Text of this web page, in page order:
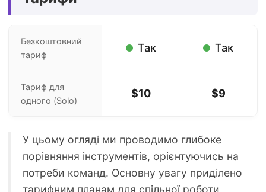
Безкоштовний
тариф
Так Так
Тариф для
одного (Solo)
$10 $9
У цьому огляді ми проводимо глибоке
порівняння інструментів, орієнтуючись на
потреби команд. Основну увагу приділено
тарифним планам для спільної роботи,